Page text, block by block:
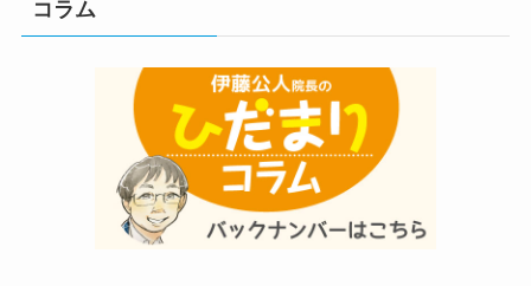
コラム